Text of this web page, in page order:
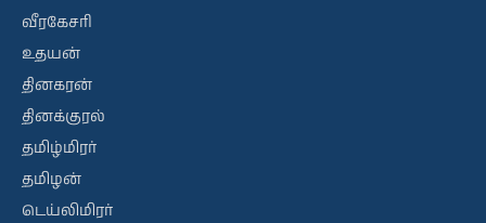
வீரகேசரி
உதயன்
தினகரன்
தினக்குரல்
தமிழ்மிரர்
தமிழன்
டெய்லிமிரர்